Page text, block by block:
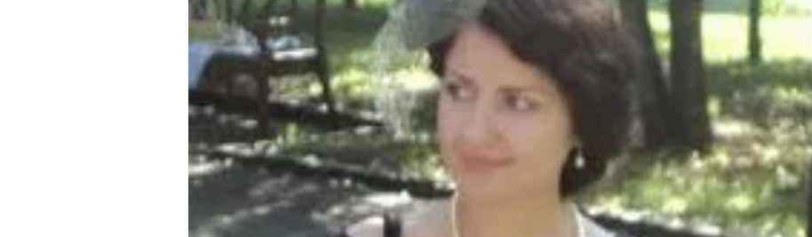
Люди, прославившие Алтай
Карты и буклеты
Другие рубрики